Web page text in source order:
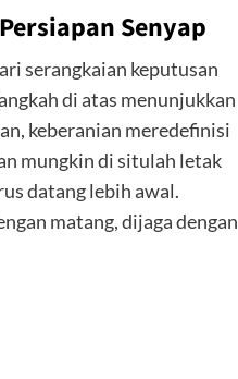
Senyap
serangkaian keputusan
di atas menunjukkan
keberanian meredefinisi
mungkin di situlah letak
datang lebih awal.
matang, dijaga dengan